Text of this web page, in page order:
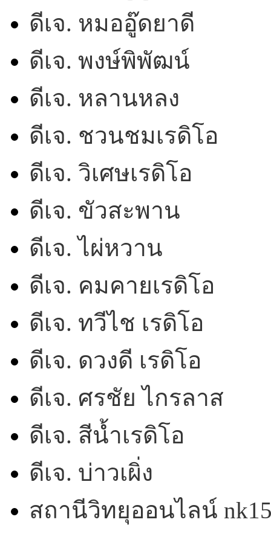
ดีเจ. หมออู๊ดยาดี
ดีเจ. พงษ์พิพัฒน์
ดีเจ. หลานหลง
ดีเจ. ชวนชมเรดิโอ
ดีเจ. วิเศษเรดิโอ
ดีเจ. ขัวสะพาน
ดีเจ. ไผ่หวาน
ดีเจ. คมคายเรดิโอ
ดีเจ. ทวีไช เรดิโอ
ดีเจ. ดวงดี เรดิโอ
ดีเจ. ศรชัย ไกรลาส
ดีเจ. สีน้ำเรดิโอ
ดีเจ. บ่าวเผิ่ง
สถานีวิทยุออนไลน์